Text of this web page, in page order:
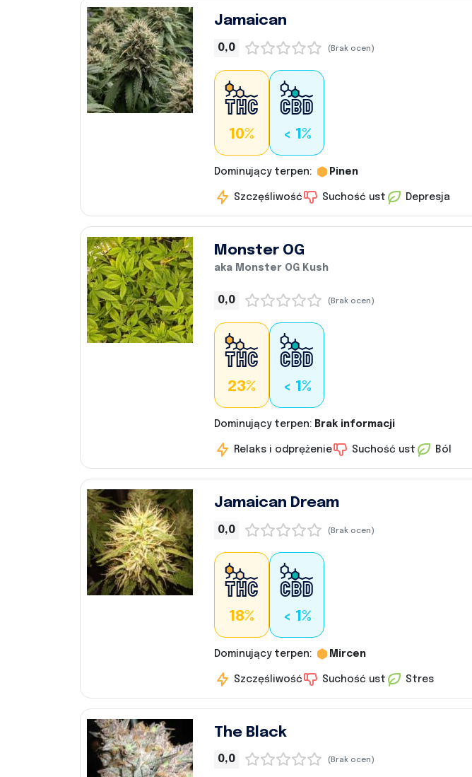
Jamaican
0,0 (Brak ocen)
10% < 1%
Dominujący terpen: Pinen
Szczęśliwość Suchość ust Depresja
Monster OG
aka Monster OG Kush
0,0 (Brak ocen)
23% < 1%
Dominujący terpen: Brak informacji
Relaks i odprężenie Suchość ust Ból
Jamaican Dream
0,0 (Brak ocen)
18% < 1%
Dominujący terpen: Mircen
Szczęśliwość Suchość ust Stres
The Black
0,0 (Brak ocen)